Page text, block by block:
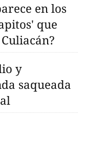
en los
que
y
saqueada